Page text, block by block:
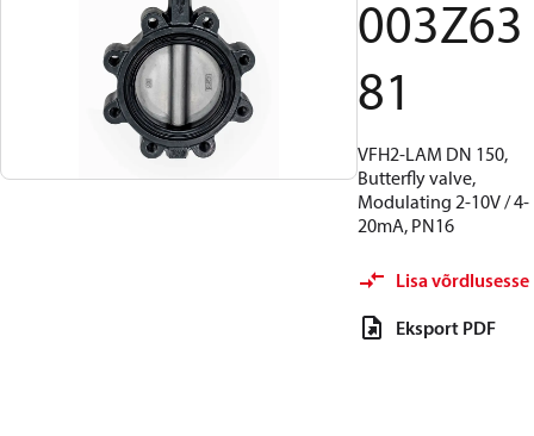
003Z63
81
VFH2-LAM DN 150,
Butterfly valve,
Modulating 2-10V / 4-
20mA, PN16
Lisa võrdlusesse
Eksport PDF